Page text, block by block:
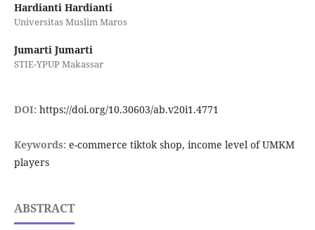
Hardianti Hardianti
Universitas Muslim Maros
Jumarti Jumarti
STIE-YPUP Makassar
DOI: https://doi.org/10.30603/ab.v20i1.4771
Keywords: e-commerce tiktok shop, income level of UMKM
players
ABSTRACT